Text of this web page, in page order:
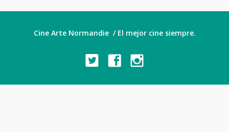
Cine Arte Normandie / El mejor cine siempre.